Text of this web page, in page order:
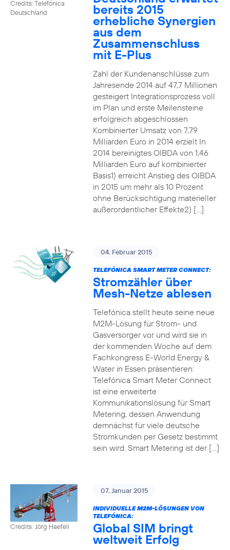
Credits: Telefónica
Deutschland
bereits 2015
erhebliche Synergien
aus dem
Zusammenschluss
mit E-Plus
Zahl der Kundenanschlüsse zum
Jahresende 2014 auf 47,7 Millionen
gesteigert Integrationsprozess voll
im Plan und erste Meilensteine
erfolgreich abgeschlossen
Kombinierter Umsatz von 7,79
Milliarden Euro in 2014 erzielt In
2014 bereinigtes OIBDA von 1,46
Milliarden Euro auf kombinierter
Basis1) erreicht Anstieg des OIBDA
in 2015 um mehr als 10 Prozent
ohne Berücksichtigung materieller
außerordentlicher Effekte2) […]
04. Februar 2015
TELEFÓNICA SMART METER CONNECT:
Stromzähler über
Mesh-Netze ablesen
Telefónica stellt heute seine neue
M2M-Lösung für Strom- und
Gasversorger vor und wird sie in
der kommenden Woche auf dem
Fachkongress E-World Energy &
Water in Essen präsentieren:
Telefónica Smart Meter Connect
ist eine erweiterte
Kommunikationslösung für Smart
Metering, dessen Anwendung
demnächst für viele deutsche
Stromkunden per Gesetz bestimmt
sein wird. Smart Metering ist der […]
Credits: Jörg Haefeli
07. Januar 2015
INDIVIDUELLE M2M-LÖSUNGEN VON
TELEFÓNICA:
Global SIM bringt
weltweit Erfolg